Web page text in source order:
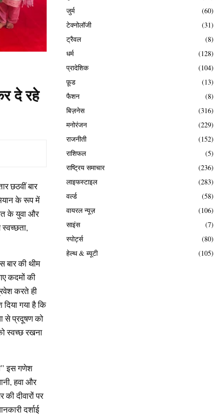
दे रहे
छठवीं बार
के रूप में
के युवा और
स्वच्छता,
बार की थीम
कदमों की
करते ही
गया है कि
से प्रदूषण को
स्वच्छ रखना
इस गणेश
हवा और
दीवारों पर
दर्शाई
जुर्म
(60)
टेक्नोलॉजी
(31)
ट्रैवल
(8)
धर्म
(128)
प्रादेशिक
(104)
फ़ूड
(13)
फैशन
(8)
बिज़नेस
(316)
मनोरंजन
(229)
राजनीती
(152)
राशिफल
(5)
राष्ट्रिय समाचार
(236)
लाइफस्टाइल
(283)
वर्ल्ड
(58)
वायरल न्यूज़
(106)
साइंस
(7)
स्पोर्ट्स
(80)
हेल्थ & ब्यूटी
(105)